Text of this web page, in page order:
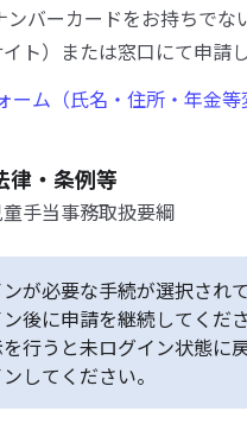
バーカードをお持ちでな
イト）または窓口にて申請
ーム（氏名・住所・年金等
律・条例等
手当事務取扱要綱
が必要な手続が選択され
後に申請を継続してくだ
行うと未ログイン状態に
してください。